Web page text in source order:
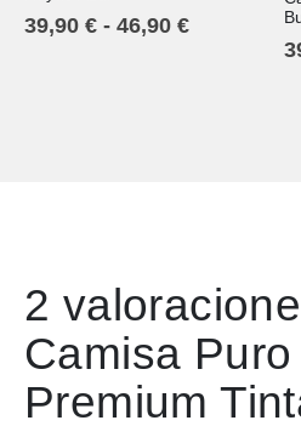
39,90 € - 46,90 €
2
Camisa
Premium